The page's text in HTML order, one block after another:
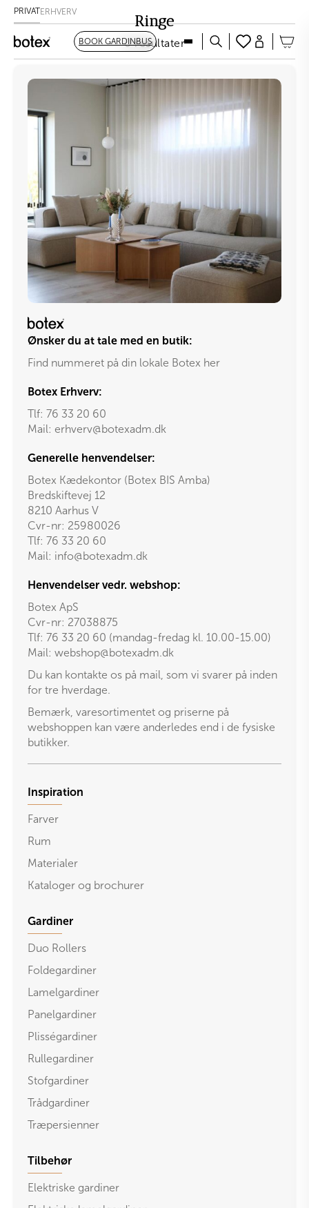
PRIVATERHVERV
BOOK GARDINBUS
Ringe
0 resultater
Ønsker du at tale med en butik:
Find nummeret på din lokale Botex her
Botex Erhverv:
Tlf: 76 33 20 60
Mail: erhverv@botexadm.dk
Generelle henvendelser:
Botex Kædekontor (Botex BIS Amba)
Bredskiftevej 12
8210 Aarhus V
Cvr-nr: 25980026
Tlf: 76 33 20 60
Mail: info@botexadm.dk
Henvendelser vedr. webshop:
Botex ApS
Cvr-nr: 27038875
Tlf: 76 33 20 60 (mandag-fredag kl. 10.00-15.00)
Mail: webshop@botexadm.dk
Du kan kontakte os på mail, som vi svarer på inden
for tre hverdage.
Bemærk, varesortimentet og priserne på
webshoppen kan være anderledes end i de fysiske
butikker.
Inspiration
Farver
Rum
Materialer
Kataloger og brochurer
Gardiner
Duo Rollers
Foldegardiner
Lamelgardiner
Panelgardiner
Plisségardiner
Rullegardiner
Stofgardiner
Trådgardiner
Træpersienner
Tilbehør
Elektriske gardiner